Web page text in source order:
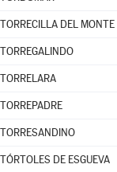
TORRECILLA DEL MONTE
TORREGALINDO
TORRELARA
TORREPADRE
TORRESANDINO
TÓRTOLES DE ESGUEVA